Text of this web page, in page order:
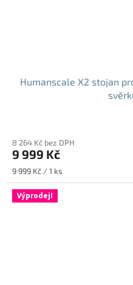
Humanscale X2 stojan
8 264 Kč bez DPH
9 999 Kč
Měrná
cena:
9 999 Kč / 1 ks
Výprodej!